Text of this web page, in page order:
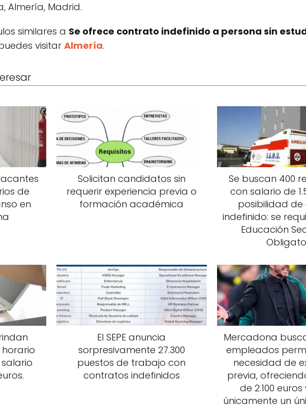
Almería, Madrid.
similares a Se ofrece contrato indefinido a persona sin
visitarAlmería.
de
en
Solicitan candidatos sin
requerir experiencia previa o
formación académica
Se buscan 400
con salario de
posibilidad
indefinido: se
Educación
El SEPE anuncia
sorpresivamente 27.300
puestos de trabajo con
contratos indefinidos
Mercadona
empleados
necesidad de
previa,
de 2.100
únicamente un